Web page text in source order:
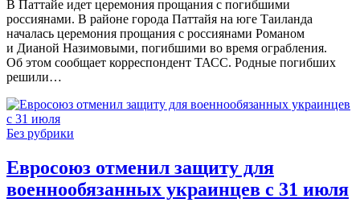
В Паттайе идет церемония прощания с погибшими
россиянами. В районе города Паттайя на юге Таиланда
началась церемония прощания с россиянами Романом
и Дианой Назимовыми, погибшими во время ограбления.
Об этом сообщает корреспондент ТАСС. Родные погибших
решили…
Без рубрики
Евросоюз отменил защиту для
военнообязанных украинцев с 31 июля